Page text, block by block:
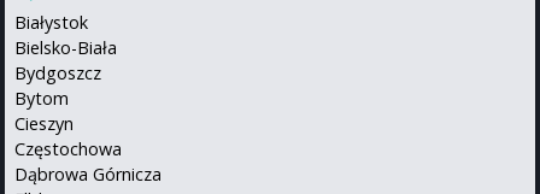
Białystok
Bielsko-Biała
Bydgoszcz
Bytom
Cieszyn
Częstochowa
Dąbrowa Górnicza